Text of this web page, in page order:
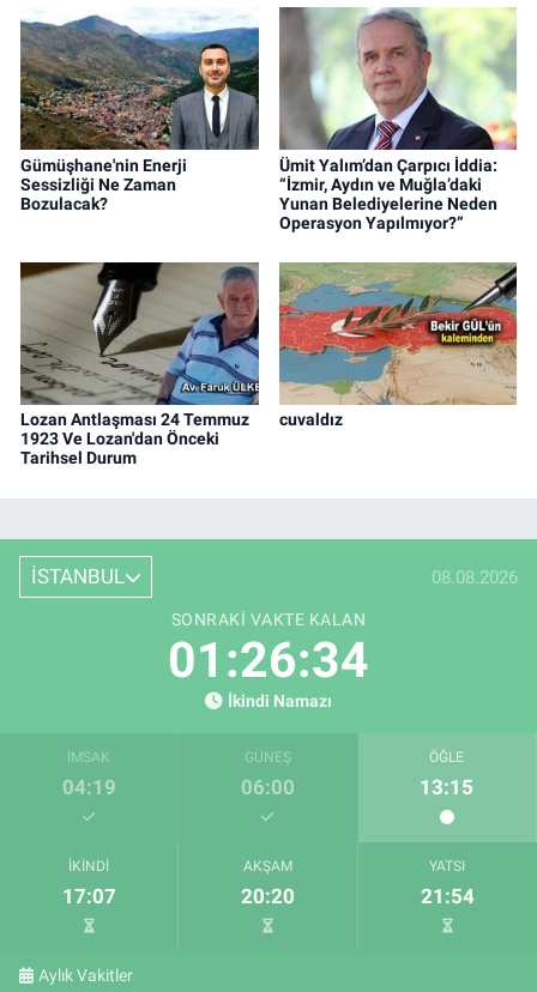
Gümüşhane'nin Enerji
Sessizliği Ne Zaman
Bozulacak?
Ümit Yalım’dan Çarpıcı İddia:
“İzmir, Aydın ve Muğla’daki
Yunan Belediyelerine Neden
Operasyon Yapılmıyor?”
Lozan Antlaşması 24 Temmuz
1923 Ve Lozan'dan Önceki
Tarihsel Durum
cuvaldız
İSTANBUL 08.08.2026
SONRAKI VAKTE KALAN
01:26:32
İkindi Namazı
İMSAK
04:19
GÜNEŞ
06:00
ÖĞLE
13:15
İKINDI
17:07
AKŞAM
20:20
YATSI
21:54
Aylık Vakitler